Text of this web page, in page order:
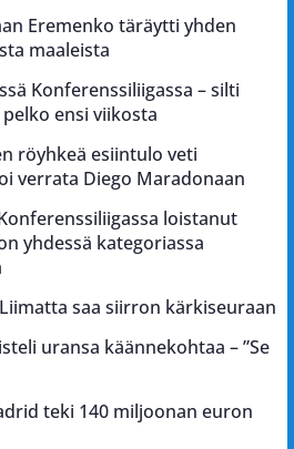
Eremenko täräytti yhden
maaleista
Konferenssiliigassa – silti
ensi viikosta
röyhkeä esiintulo veti
verrata Diego Maradonaan
loistanut
yhdessä kategoriassa
saa siirron kärkiseuraan
uransa käännekohtaa – ”Se
teki 140 miljoonan euron